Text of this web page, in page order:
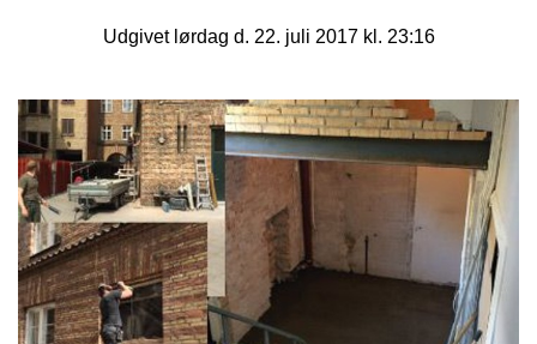
Udgivet lørdag d. 22. juli 2017 kl. 23:16